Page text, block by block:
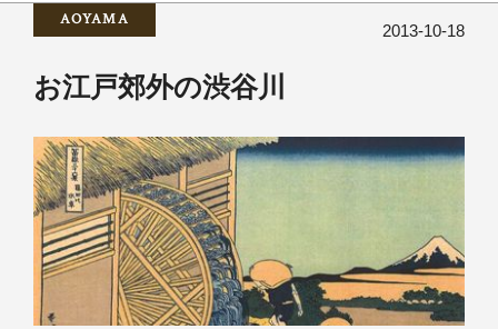
AOYAMA
2013-10-18
お江戸郊外の渋谷川